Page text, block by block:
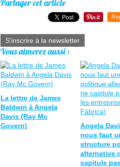
Partager cet article
S'inscrire à la newsletter
Vous aimerez aussi :
La lettre de James
Baldwin à Angela
Davis (Ray Mc
Govern)
Angela
nous faut
structure
alternative
capitule